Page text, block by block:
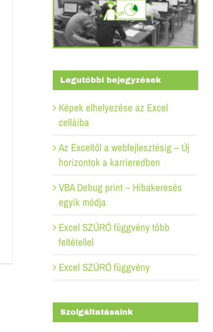
Legutóbbi bejegyzések
Képek elhelyezése az Excel
celláiba
Az Exceltől a webfejlesztésig – Új
horizontok a karrieredben
VBA Debug print – Hibakeresés
egyik módja
Excel SZŰRŐ függvény több
feltétellel
Excel SZŰRŐ függvény
Szolgáltatásaink